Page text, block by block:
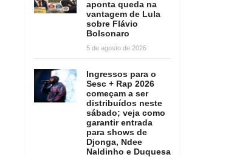
aponta queda na
vantagem de Lula
sobre Flávio
Bolsonaro
5 de agosto de 2026
Ingressos para o
Sesc + Rap 2026
começam a ser
distribuídos neste
sábado; veja como
garantir entrada
para shows de
Djonga, Ndee
Naldinho e Duquesa